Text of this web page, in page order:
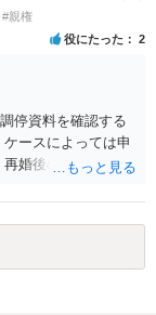
#親権
役にたった 2
停資料を確認する
ースによっては申
婚後の相手方の行
も確認する必要が
弁護士にご相談さ